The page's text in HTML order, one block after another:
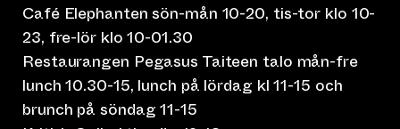
Café Elephanten sön-mån 10-20, tis-tor klo 10-
23, fre-lör klo 10-01.30
Restaurangen Pegasus Taiteen talo mån-fre
lunch 10.30-15, lunch på lördag kl 11-15 och
brunch på söndag 11-15